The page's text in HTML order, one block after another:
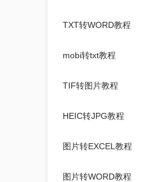
TXT转WORD教程
mobi转txt教程
TIF转图片教程
HEIC转JPG教程
图片转EXCEL教程
图片转WORD教程